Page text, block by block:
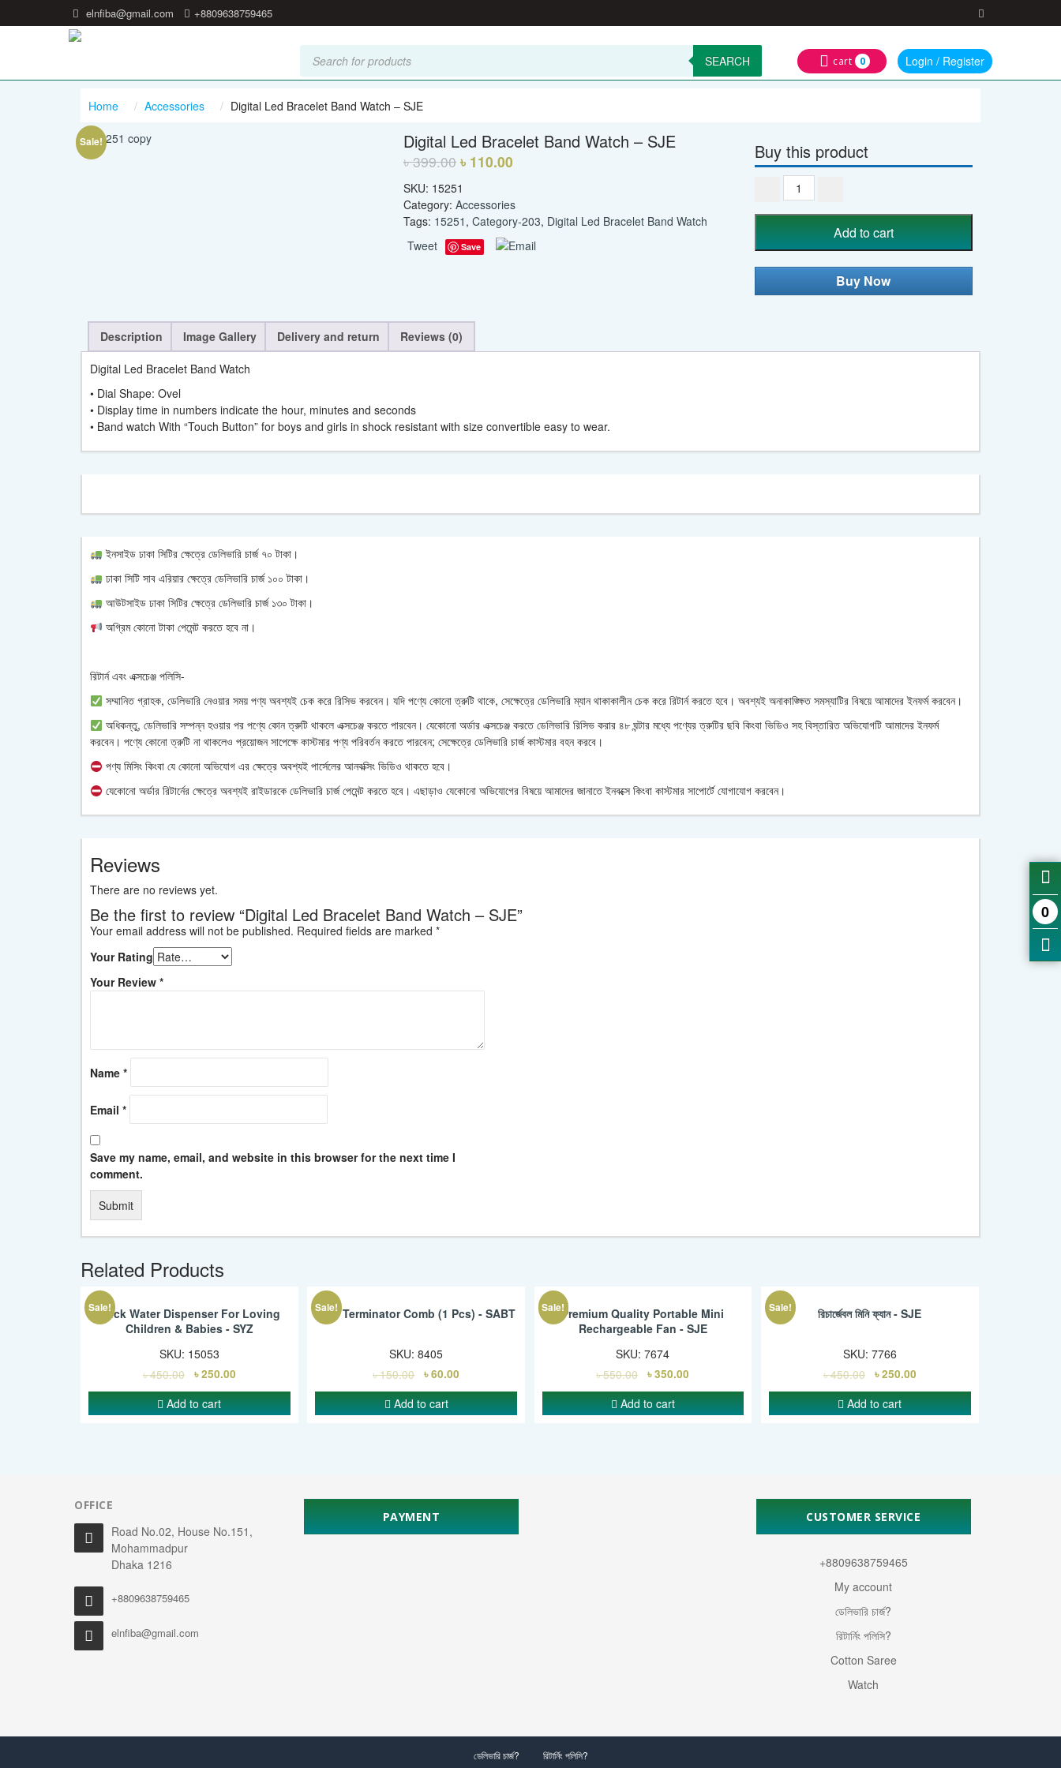
0
elnfiba@gmail.com +8809638759465
search SEARCH cart 0 Login / Register
Home Accessories Digital Led Bracelet Band Watch – SJE
Sale! Digital Led Bracelet Band Watch – SJE
৳399.00 ৳ 110.00
SKU: 15251
Category: Accessories
Tags: 15251 , Category-203, Digital Led Bracelet Band Watch
Tweet
Save
Buy this product
Digital
Led
Bracelet
Watch
-
quantity
Add to cart
Buy Now
Description Image Gallery Delivery and return Reviews (0)
Digital Led Bracelet Band Watch
• Dial Shape: Ovel
• Display time in numbers indicate the hour, minutes and seconds
• Band watch With “Touch Button” for boys and girls in shock resistant with size convertible easy to wear.
ইনসাইড ঢাকা সিটির ক্ষেত্রে ডেলিভারি চার্জ ৭০ টাকা।
ঢাকা সিটি সাব এরিয়ার ক্ষেত্রে ডেলিভারি চার্জ ১০০ টাকা।
আউটসাইড ঢাকা সিটির ক্ষেত্রে ডেলিভারি চার্জ ১৩০ টাকা।
অগ্রিম কোনো টাকা পেমেন্ট করতে হবে না।
রিটার্ন এবং এক্সচেঞ্জ পলিসি-
সম্মানিত গ্রাহক, ডেলিভারি নেওয়ার সময় পণ্য অবশ্যই চেক করে রিসিভ করবেন। যদি পণ্যে কোনো ত্রুটি থাকে, সেক্ষেত্রে ডেলিভারি ম্যান থাকাকালীন চেক করে রিটার্ন করতে হবে। অবশ্যই অনাকাঙ্ক্ষিত সমস্যাটির বিষয়ে আমাদের ইনফর্ম করবেন।
অধিকন্তু, ডেলিভারি সম্পন্ন হওয়ার পর পণ্যে কোন ত্রুটি থাকলে এক্সচেঞ্জ করতে পারবেন। যেকোনো অর্ডার এক্সচেঞ্জ করতে ডেলিভারি রিসিভ করার ৪৮ ঘন্টার মধ্যে পণ্যের ত্রুটির ছবি কিংবা ভিডিও সহ বিস্তারিত অভিযোগটি আমাদের ইনফর্ম
করবেন। পণ্যে কোনো ত্রুটি না থাকলেও প্রয়োজন সাপেক্ষে কাস্টমার পণ্য পরিবর্তন করতে পারবেন; সেক্ষেত্রে ডেলিভারি চার্জ কাস্টমার বহন করবে।
পণ্য মিসিং কিংবা যে কোনো অভিযোগ এর ক্ষেত্রে অবশ্যই পার্সেলের আনবক্সিং ভিডিও থাকতে হবে।
যেকোনো অর্ডার রিটার্নের ক্ষেত্রে অবশ্যই রাইডারকে ডেলিভারি চার্জ পেমেন্ট করতে হবে। এছাড়াও যেকোনো অভিযোগের বিষয়ে আমাদের জানাতে ইনবক্সে কিংবা কাস্টমার সাপোর্টে যোগাযোগ করবেন।
Reviews
There are no reviews yet.
Be the first to review “Digital Led Bracelet Band Watch – SJE”
Your email address will not be published. Required fields are marked *
Your Rating
Your Review *
Name *
Email *
Save my name, email, and website in this browser for the next time I
comment.
Related Products
Sale!Duck Water Dispenser For Loving
Children & Babies - SYZ
SKU: 15053
৳450.00 ৳250.00
Add to cart
Sale!
Lice Terminator Comb (1 Pcs) - SABT
SKU:8405
৳150.00 ৳60.00
Add to cart
Sale!Premium Quality Portable Mini
Rechargeable Fan - SJE
SKU:7674
৳550.00 ৳350.00
Add to cart
Sale! রিচার্জেবল মিনি ফ্যান - SJE
SKU: 7766
৳450.00 ৳250.00
Add to cart
OFFICE
Road No.02, House No.151,
Mohammadpur
Dhaka 1216
+8809638759465
elnfiba@gmail.com
PAYMENT CUSTOMER SERVICE
+8809638759465
My account
ডেলিভারি চার্জ?
রিটার্নিং পলিসি?
Cotton Saree
Watch
ডেলিভারি চার্জ? রিটার্নিং পলিসি?